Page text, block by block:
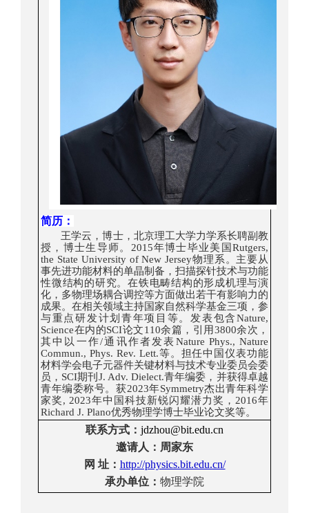
简历 ：
王学云，博士，北京理工大学力学系长聘副教
授，博士生导师。 2015年博士毕业美国 Rutgers,
the State University of New Jersey物理系。 主要从
事先进功能材料的单晶制备，扫描探针技术与功能
性微结构的研究。在铁电畴结构的形成机理与演
化，多物理场耦合调控等方面做出若干有影响力的
成果。在相关领域主持国家自然科学基金三项，参
与重点研发计划青年项目等。发表包含Nature,
Science在内的SCI论文110余篇，引用3800余次，
其中以一作/通讯作者发表Nature Phys., Nature
Commun., Phys. Rev. Lett.等。担任中国仪表功能
材料学会电子元器件关键材料与技术专业委员会委
员， SCI期刊 J. Adv. Dielect.青年编委，并获得卓越
青年编委称号。获2023年Symmetry杰出青年科学
家奖, 2023年中国科技新锐闪耀潜力奖， 2016年
Richard J. Plano优秀物理学博士毕业论文奖等。
联系方式 ： jdzhou@bit.edu.cn
邀请人： 周家东
网 址： http://physics.bit.edu.cn/
承办单位： 物理学院